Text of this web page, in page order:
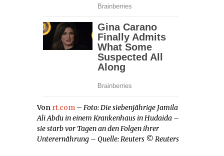
Von rt.com – Foto: Die siebenjährige Jamila
Ali Abdu in einem Krankenhaus in Hudaida –
sie starb vor Tagen an den Folgen ihrer
Unterernährung – Quelle: Reuters © Reuters